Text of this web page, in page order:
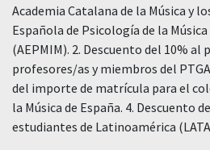
Academia Catalana de la Música y
Española de Psicología de la
(AEPMIM). 2. Descuento del 10% al
profesores/as y miembros del
del importe de matrícula para el
la Música de España. 4. Descuento
estudiantes de Latinoamérica